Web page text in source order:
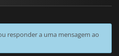
responder a uma mensagem ao